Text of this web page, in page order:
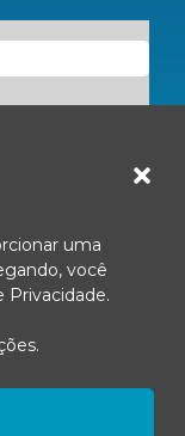
uma
você
Privacidade.
Privacidade